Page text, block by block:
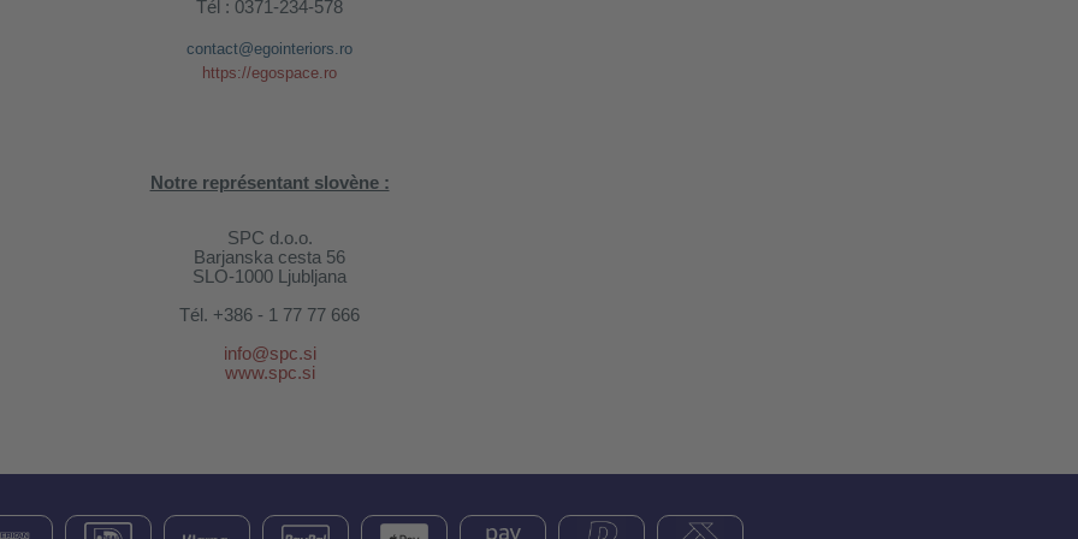
Tél : 0371-234-578
contact@egointeriors.ro
https://egospace.ro
Notre représentant slovène :
SPC d.o.o.
Barjanska cesta 56
SLO-1000 Ljubljana
Tél. +386 - 1 77 77 666
info@spc.si
www.spc.si